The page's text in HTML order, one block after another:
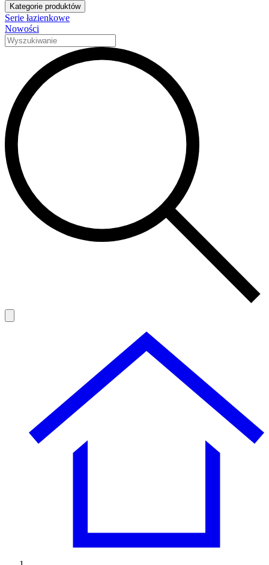
Kategorie produktów
Serie łazienkowe
Nowości